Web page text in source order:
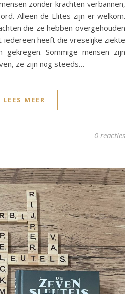
zonder krachten verbannen,
Alleen de Elites zijn er welkom.
die ze hebben overgehouden
iedereen heeft die vreselijke ziekte
gekregen. Sommige mensen zijn
ze zijn nog steeds…
LEES MEER
0 reacties